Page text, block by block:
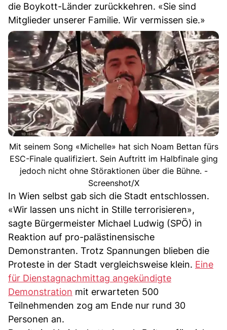
die Boykott-Länder zurückkehren. «Sie sind
Mitglieder unserer Familie. Wir vermissen sie.»
Mit seinem Song «Michelle» hat sich Noam Bettan fürs
ESC-Finale qualifiziert. Sein Auftritt im Halbfinale ging
jedoch nicht ohne Störaktionen über die Bühne. -
Screenshot/X
In Wien selbst gab sich die Stadt entschlossen.
«Wir lassen uns nicht in Stille terrorisieren»,
sagte Bürgermeister Michael Ludwig (SPÖ) in
Reaktion auf pro-palästinensische
Demonstranten. Trotz Spannungen blieben die
Proteste in der Stadt vergleichsweise klein. Eine
für Dienstagnachmittag angekündigte
Demonstration mit erwarteten 500
Teilnehmenden zog am Ende nur rund 30
Personen an.